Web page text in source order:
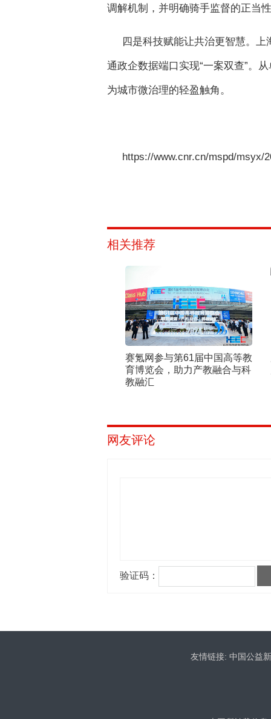
调解机制，并明确骑手监督的正当
四是科技赋能让共治更智慧。上
通政企数据端口实现“一案双查”。
为城市微治理的轻盈触角。
https://www.cnr.cn/mspd/msyx/
相关推荐
赛氪网参与第61届中国高等教
育博览会，助力产教融合与科
教融汇
网友评论
友情链接: 中国公益